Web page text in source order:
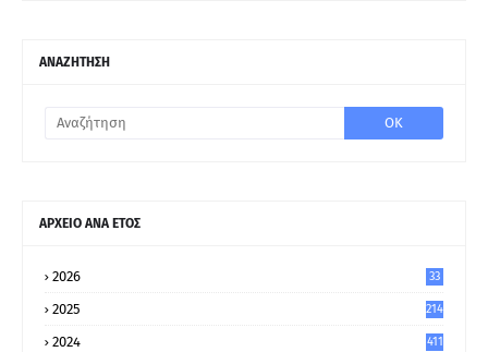
ΑΝΑΖΗΤΗΣΗ
ΑΡΧΕΙΟ ΑΝΑ ΕΤΟΣ
2026 33
2025 214
2024 411